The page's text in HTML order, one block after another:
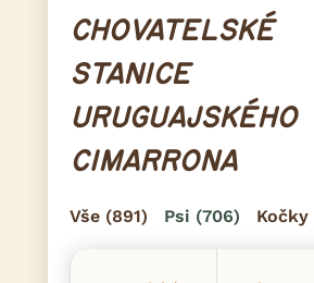
CHOVATELSKÉ
STANICE
URUGUAJSKÉHO
CIMARRONA
Vše (891) Psi (706) Kočky